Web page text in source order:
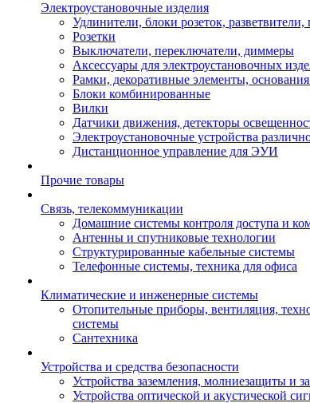
Электроустановочные изделия
Удлинители, блоки розеток, разветвители,
Розетки
Выключатели, переключатели, диммеры
Аксессуары для электроустановочных
Рамки, декоративные элементы,
Блоки комбинированные
Вилки
Датчики движения, детекторы
Электроустановочные устройства
Дистанционное управление для ЭУИ
Прочие товары
Связь, телекоммуникации
Домашние системы контроля доступа и
Антенны и спутниковые технологии
Структурированные кабельные системы
Телефонные системы, техника для офиса
Климатические и инженерные системы
Отопительные приборы, вентиляция,
системы
Сантехника
Устройства и средства безопасности
Устройства заземления, молниезащиты и
Устройства оптической и акустической